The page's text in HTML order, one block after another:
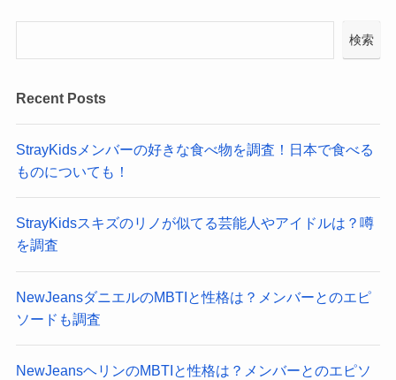
検索
Recent Posts
StrayKidsメンバーの好きな食べ物を調査！日本で食べる
ものについても！
StrayKidsスキズのリノが似てる芸能人やアイドルは？噂
を調査
NewJeansダニエルのMBTIと性格は？メンバーとのエピ
ソードも調査
NewJeansヘリンのMBTIと性格は？メンバーとのエピソ